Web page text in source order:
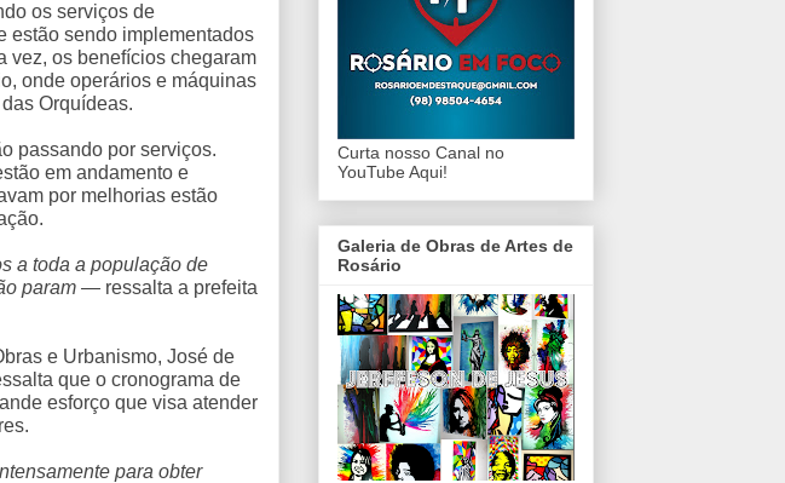
os serviços de
estão sendo implementados
vez, os benefícios chegaram
onde operários e máquinas
Orquídeas.
passando por serviços.
em andamento e
por melhorias estão
a toda a população de
param — ressalta a prefeita
e Urbanismo, José de
que o cronograma de
esforço que visa atender
para obter
Curta nosso Canal no
YouTube Aqui!
Galeria de Obras de Artes de
Rosário